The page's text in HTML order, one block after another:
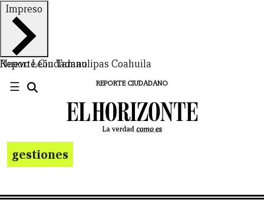
Impreso
Nuevo LeónTamaulipas Coahuila
Reporte Ciudadano
☰ REPORTE CIUDADANO
gestiones